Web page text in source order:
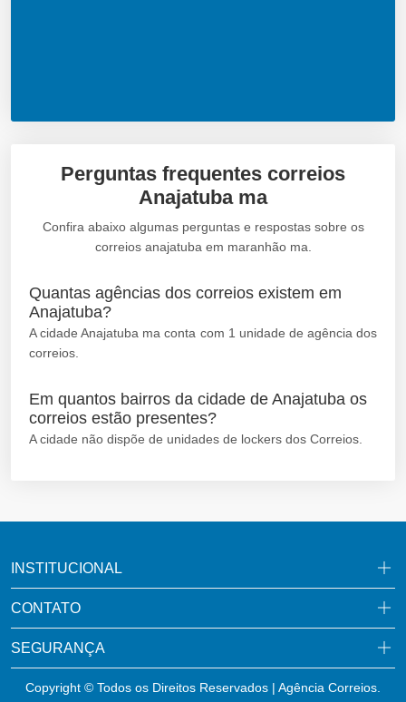
Perguntas frequentes correios
Anajatuba ma
Confira abaixo algumas perguntas e respostas sobre os
correios anajatuba em maranhão ma.
Quantas agências dos correios existem em
Anajatuba?
A cidade Anajatuba ma conta com 1 unidade de agência dos
correios.
Em quantos bairros da cidade de Anajatuba os
correios estão presentes?
A cidade não dispõe de unidades de lockers dos Correios.
INSTITUCIONAL
CONTATO
SEGURANÇA
Copyright © Todos os Direitos Reservados | Agência Correios.